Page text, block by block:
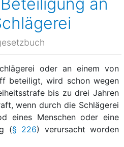
oder an einem von
beteiligt, wird schon wegen
bis zu drei Jahren
wenn durch die Schlägerei
eines Menschen oder eine
(§ 226) verursacht worden